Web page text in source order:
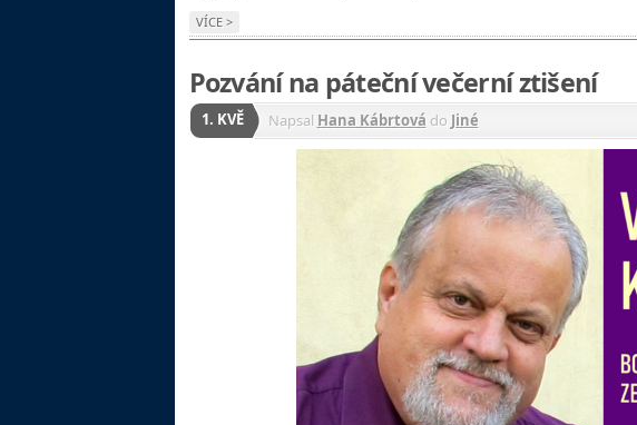
VÍCE >
Pozvání na páteční večerní ztišení
1. KVĚ Napsal Hana Kábrtová do Jiné